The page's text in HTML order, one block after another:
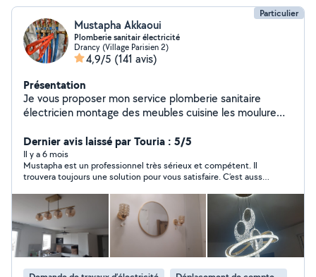
Particulier
Mustapha Akkaoui
Plomberie sanitair électricité
Drancy (Village Parisien 2)
4,9/5 (141 avis)
Présentation
Je vous proposer mon service plomberie sanitaire
électricien montage des meubles cuisine les moulure
Dernier avis laissé par Touria : 5/5
Il y a 6 mois
Mustapha est un professionnel très sérieux et compétent. Il
trouvera toujours une solution pour vous satisfaire. C’est aussi